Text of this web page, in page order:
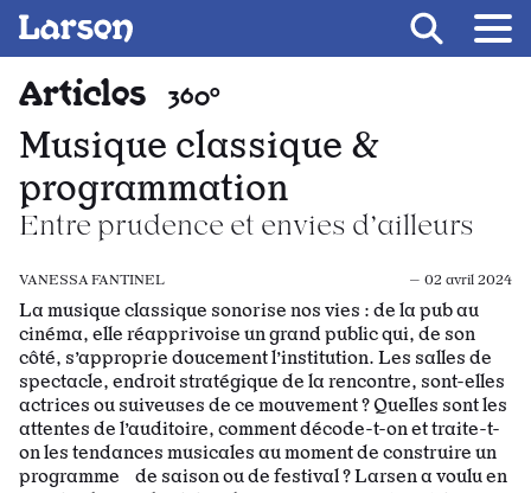
Fil d’ariane
Articles 360°
Musique classique &
programmation
Entre prudence et envies d’ailleurs
VANESSA FANTINEL — 02 avril 2024
La musique classique sonorise nos vies : de la pub au
cinéma, elle réapprivoise un grand public qui, de son
côté, s’approprie doucement l’institution. Les salles de
spectacle, endroit stratégique de la rencontre, sont-elles
actrices ou suiveuses de ce mouvement ? Quelles sont les
attentes de l’auditoire, comment décode-t-on et traite-t-
on les tendances musicales au moment de construire un
programme de saison ou de festival ? Larsen a voulu en